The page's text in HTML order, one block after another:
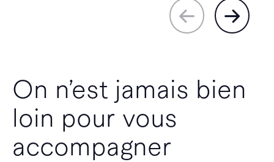
On n’est jamais bien
loin pour vous
accompagner